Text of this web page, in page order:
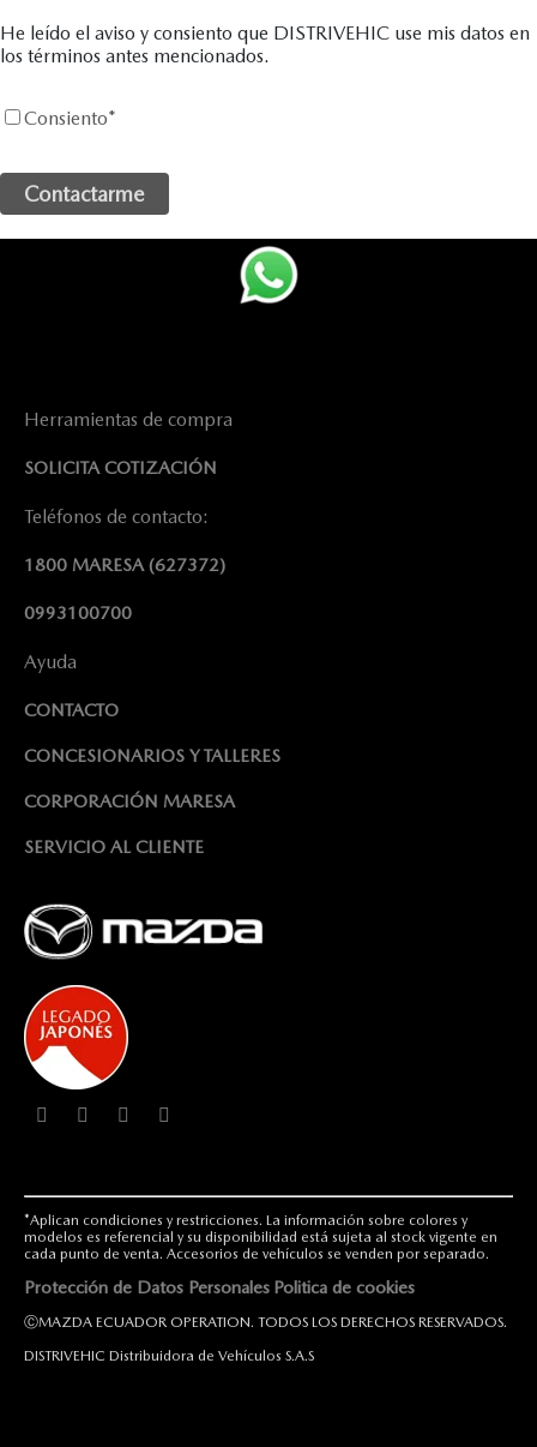
He leído el aviso y consiento que DISTRIVEHIC use mis datos en
los términos antes mencionados.
Consiento*
Herramientas de compra
SOLICITA COTIZACIÓN
Teléfonos de contacto:
1800 MARESA(627372)
0993100700
Ayuda
CONTACTO
CONCESIONARIOS Y TALLERES
CORPORACIÓN MARESA
SERVICIO AL CLIENTE
*Aplican condiciones y restricciones. La información sobre colores y
modelos es referencial y su disponibilidad está sujeta al stock vigente en
cada punto de venta. Accesorios de vehículos se venden por separado.
Protección de Datos Personales Politica de cookies
ⒸMAZDA ECUADOR OPERATION. TODOS LOS DERECHOS RESERVADOS.
DISTRIVEHIC Distribuidora de Vehículos S.A.S